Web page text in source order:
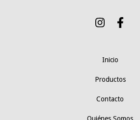
Inicio
Productos
Contacto
Quiénes Somos